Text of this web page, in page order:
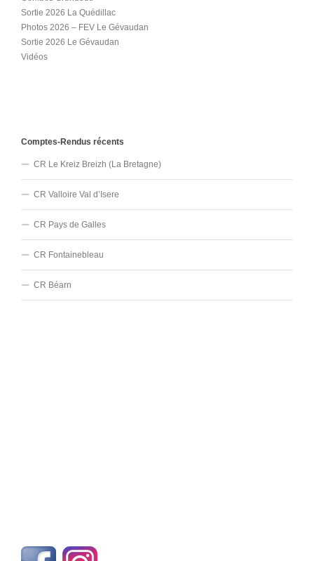
Sortie 2026 La Quédillac
Photos 2026 – FEV Le Gévaudan
Sortie 2026 Le Gévaudan
Vidéos
Comptes-Rendus récents
CR Le Kreiz Breizh (La Bretagne)
CR Valloire Val d’Isere
CR Pays de Galles
CR Fontainebleau
CR Béarn